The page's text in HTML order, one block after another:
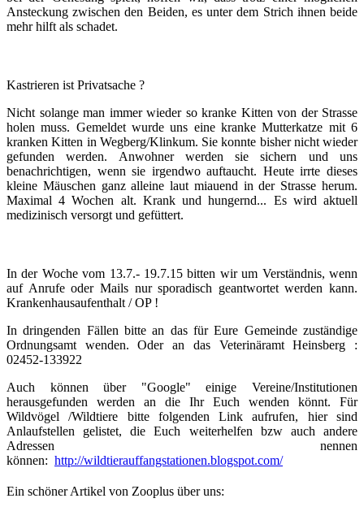
Ansteckung zwischen den Beiden, es unter dem Strich ihnen beide
mehr hilft als schadet.
Kastrieren ist Privatsache ?
Nicht solange man immer wieder so kranke Kitten von der Strasse
holen muss. Gemeldet wurde uns eine kranke Mutterkatze mit 6
kranken Kitten in Wegberg/Klinkum. Sie konnte bisher nicht wieder
gefunden werden. Anwohner werden sie sichern und uns
benachrichtigen, wenn sie irgendwo auftaucht. Heute irrte dieses
kleine Mäuschen ganz alleine laut miauend in der Strasse herum.
Maximal 4 Wochen alt. Krank und hungernd... Es wird aktuell
medizinisch versorgt und gefüttert.
In der Woche vom 13.7.- 19.7.15 bitten wir um Verständnis, wenn
auf Anrufe oder Mails nur sporadisch geantwortet werden kann.
Krankenhausaufenthalt / OP !
In dringenden Fällen bitte an das für Eure Gemeinde zuständige
Ordnungsamt wenden. Oder an das Veterinäramt Heinsberg :
02452-133922
Auch können über "Google" einige Vereine/Institutionen
herausgefunden werden an die Ihr Euch wenden könnt. Für
Wildvögel /Wildtiere bitte folgenden Link aufrufen, hier sind
Anlaufstellen gelistet, die Euch weiterhelfen bzw auch andere
Adressen nennen
können: http://wildtierauffangstationen.blogspot.com/
Ein schöner Artikel von Zooplus über uns: